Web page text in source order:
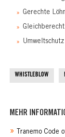
Gerechte
Umweltschutz
WHISTLEBLOW
MEHR
» Tranemo Code